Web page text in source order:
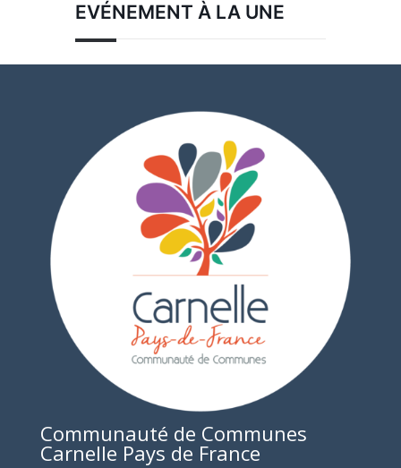
EVÉNEMENT À LA UNE
Communauté de Communes
Carnelle Pays de France